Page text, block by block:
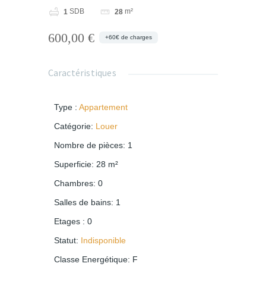
1 SDB 28m²
600,00 € +60€ de charges
Caractéristiques
Type : Appartement
Catégorie: Louer
Nombre de pièces: 1
Superficie: 28 m²
Chambres: 0
Salles de bains: 1
Etages : 0
Statut: Indisponible
Classe Energétique: F